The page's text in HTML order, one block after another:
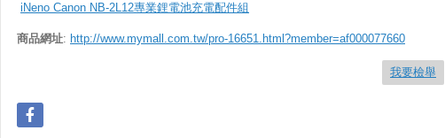
iNeno Canon NB-2L12專業鋰電池充電配件組
商品網址: http://www.mymall.com.tw/pro-16651.html?member=af000077660
我要檢舉